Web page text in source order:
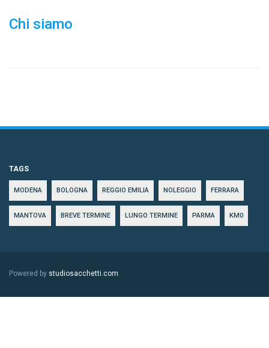
Chi siamo
TAGS
MODENA BOLOGNA REGGIO EMILIA NOLEGGIO FERRARA
MANTOVA BREVE TERMINE LUNGO TERMINE PARMA KM0
Powered by studiosacchetti.com